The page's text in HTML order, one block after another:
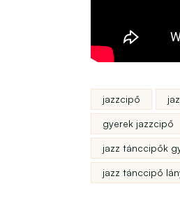
jazzcipő
gyerek jazzcipő
jazz tánccipők
jazz tánccipő